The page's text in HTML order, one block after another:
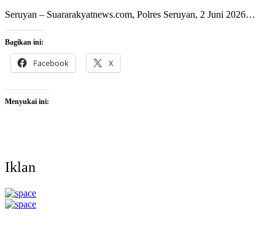
Seruyan – Suararakyatnews.com, Polres Seruyan, 2 Juni 2026…
Bagikan ini:
Facebook X
Menyukai ini:
Iklan